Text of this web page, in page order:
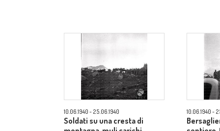
10.06.1940 - 25.06.1940
Soldati su una cresta di
10.06.1940 -